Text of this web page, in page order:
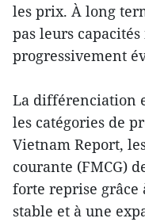
les prix. À long
pas leurs
progressivement
La différenciation
les catégories de
Vietnam Report,
courante (FMCG)
forte reprise grâce
stable et à une